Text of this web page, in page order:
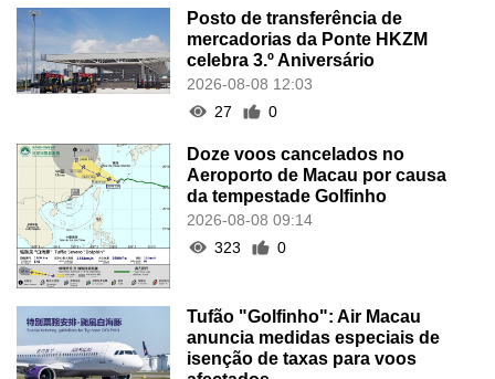
Posto de transferência de
mercadorias da Ponte HKZM
celebra 3.º Aniversário
2026-08-08 12:03
27
0
Doze voos cancelados no
Aeroporto de Macau por causa
da tempestade Golfinho
2026-08-08 09:14
323
0
Tufão "Golfinho": Air Macau
anuncia medidas especiais de
isenção de taxas para voos